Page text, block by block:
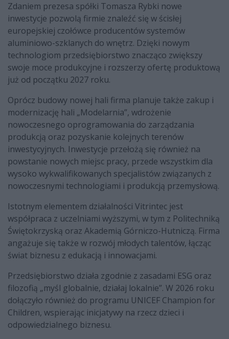
Zdaniem prezesa spółki Tomasza Rybki nowe
inwestycje pozwolą firmie znaleźć się w ścisłej
europejskiej czołówce producentów systemów
aluminiowo-szklanych do wnętrz. Dzięki nowym
technologiom przedsiębiorstwo znacząco zwiększy
swoje moce produkcyjne i rozszerzy ofertę produktową
już od początku 2027 roku.
Oprócz budowy nowej hali firma planuje także zakup i
modernizację hali „Modelarnia”, wdrożenie
nowoczesnego oprogramowania do zarządzania
produkcją oraz pozyskanie kolejnych terenów
inwestycyjnych. Inwestycje przełożą się również na
powstanie nowych miejsc pracy, przede wszystkim dla
wysoko wykwalifikowanych specjalistów związanych z
nowoczesnymi technologiami i produkcją przemysłową.
Istotnym elementem działalności Vitrintec jest
współpraca z uczelniami wyższymi, w tym z Politechniką
Świętokrzyską oraz Akademią Górniczo-Hutniczą. Firma
angażuje się także w rozwój młodych talentów, łącząc
świat biznesu z edukacją i innowacjami.
Przedsiębiorstwo działa zgodnie z zasadami ESG oraz
filozofią „myśl globalnie, działaj lokalnie”. W 2026 roku
dołączyło również do programu UNICEF Champion for
Children, wspierając inicjatywy na rzecz dzieci i
odpowiedzialnego biznesu.